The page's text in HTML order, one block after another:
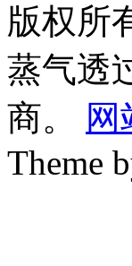
版权所
蒸气透
商。
网
Theme